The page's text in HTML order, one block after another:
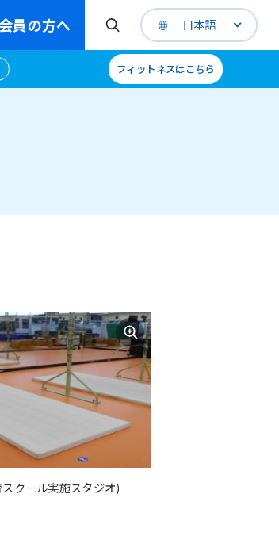
会員の方へ 日本語
フィットネスはこちら
クール実施スタジオ)